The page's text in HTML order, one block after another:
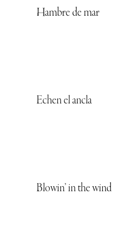
Hambre de mar
Echen el ancla
Blowin’ in the wind